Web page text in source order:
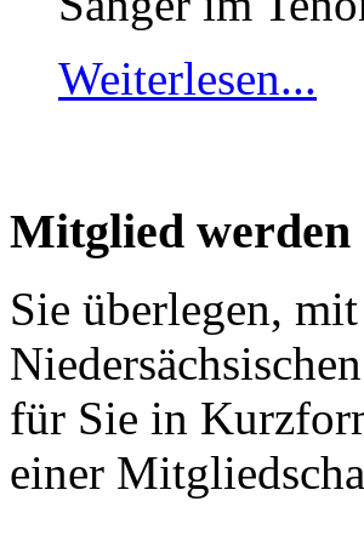
Weiterlesen...
Mitglied werden
Sie überlegen,
für Sie in
einer